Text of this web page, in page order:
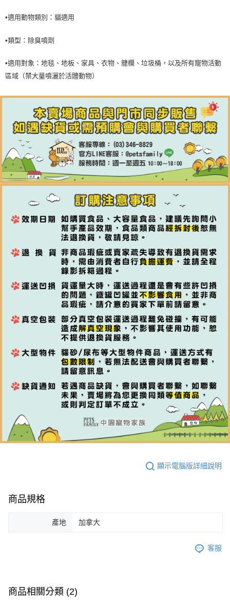
•適用動物類別：貓適用
•類型：除臭噴劑
•適用對象：地毯、地板、家具、衣物、籠欄、垃圾桶，以及所有寵物活動
區域（禁大量噴灑於活體動物）
顯示電腦版詳細說明
商品規格
產地 加拿大
客服
商品相關分類 (2)